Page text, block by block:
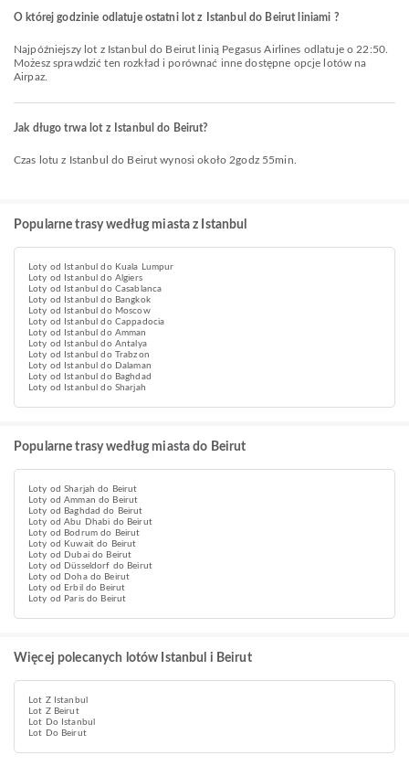
O której godzinie odlatuje ostatni lot z Istanbul do Beirut liniami ?
Najpóźniejszy lot z Istanbul do Beirut linią Pegasus Airlines odlatuje o 22:50.
Możesz sprawdzić ten rozkład i porównać inne dostępne opcje lotów na
Airpaz.
Jak długo trwa lot z Istanbul do Beirut?
Czas lotu z Istanbul do Beirut wynosi około 2godz 55min.
Popularne trasy według miasta z Istanbul
Loty od Istanbul do Kuala Lumpur
Loty od Istanbul do Algiers
Loty od Istanbul do Casablanca
Loty od Istanbul do Bangkok
Loty od Istanbul do Moscow
Loty od Istanbul do Cappadocia
Loty od Istanbul do Amman
Loty od Istanbul do Antalya
Loty od Istanbul do Trabzon
Loty od Istanbul do Dalaman
Loty od Istanbul do Baghdad
Loty od Istanbul do Sharjah
Popularne trasy według miasta do Beirut
Loty od Sharjah do Beirut
Loty od Amman do Beirut
Loty od Baghdad do Beirut
Loty od Abu Dhabi do Beirut
Loty od Bodrum do Beirut
Loty od Kuwait do Beirut
Loty od Dubai do Beirut
Loty od Düsseldorf do Beirut
Loty od Doha do Beirut
Loty od Erbil do Beirut
Loty od Paris do Beirut
Więcej polecanych lotów Istanbul i Beirut
Lot Z Istanbul
Lot Z Beirut
Lot Do Istanbul
Lot Do Beirut